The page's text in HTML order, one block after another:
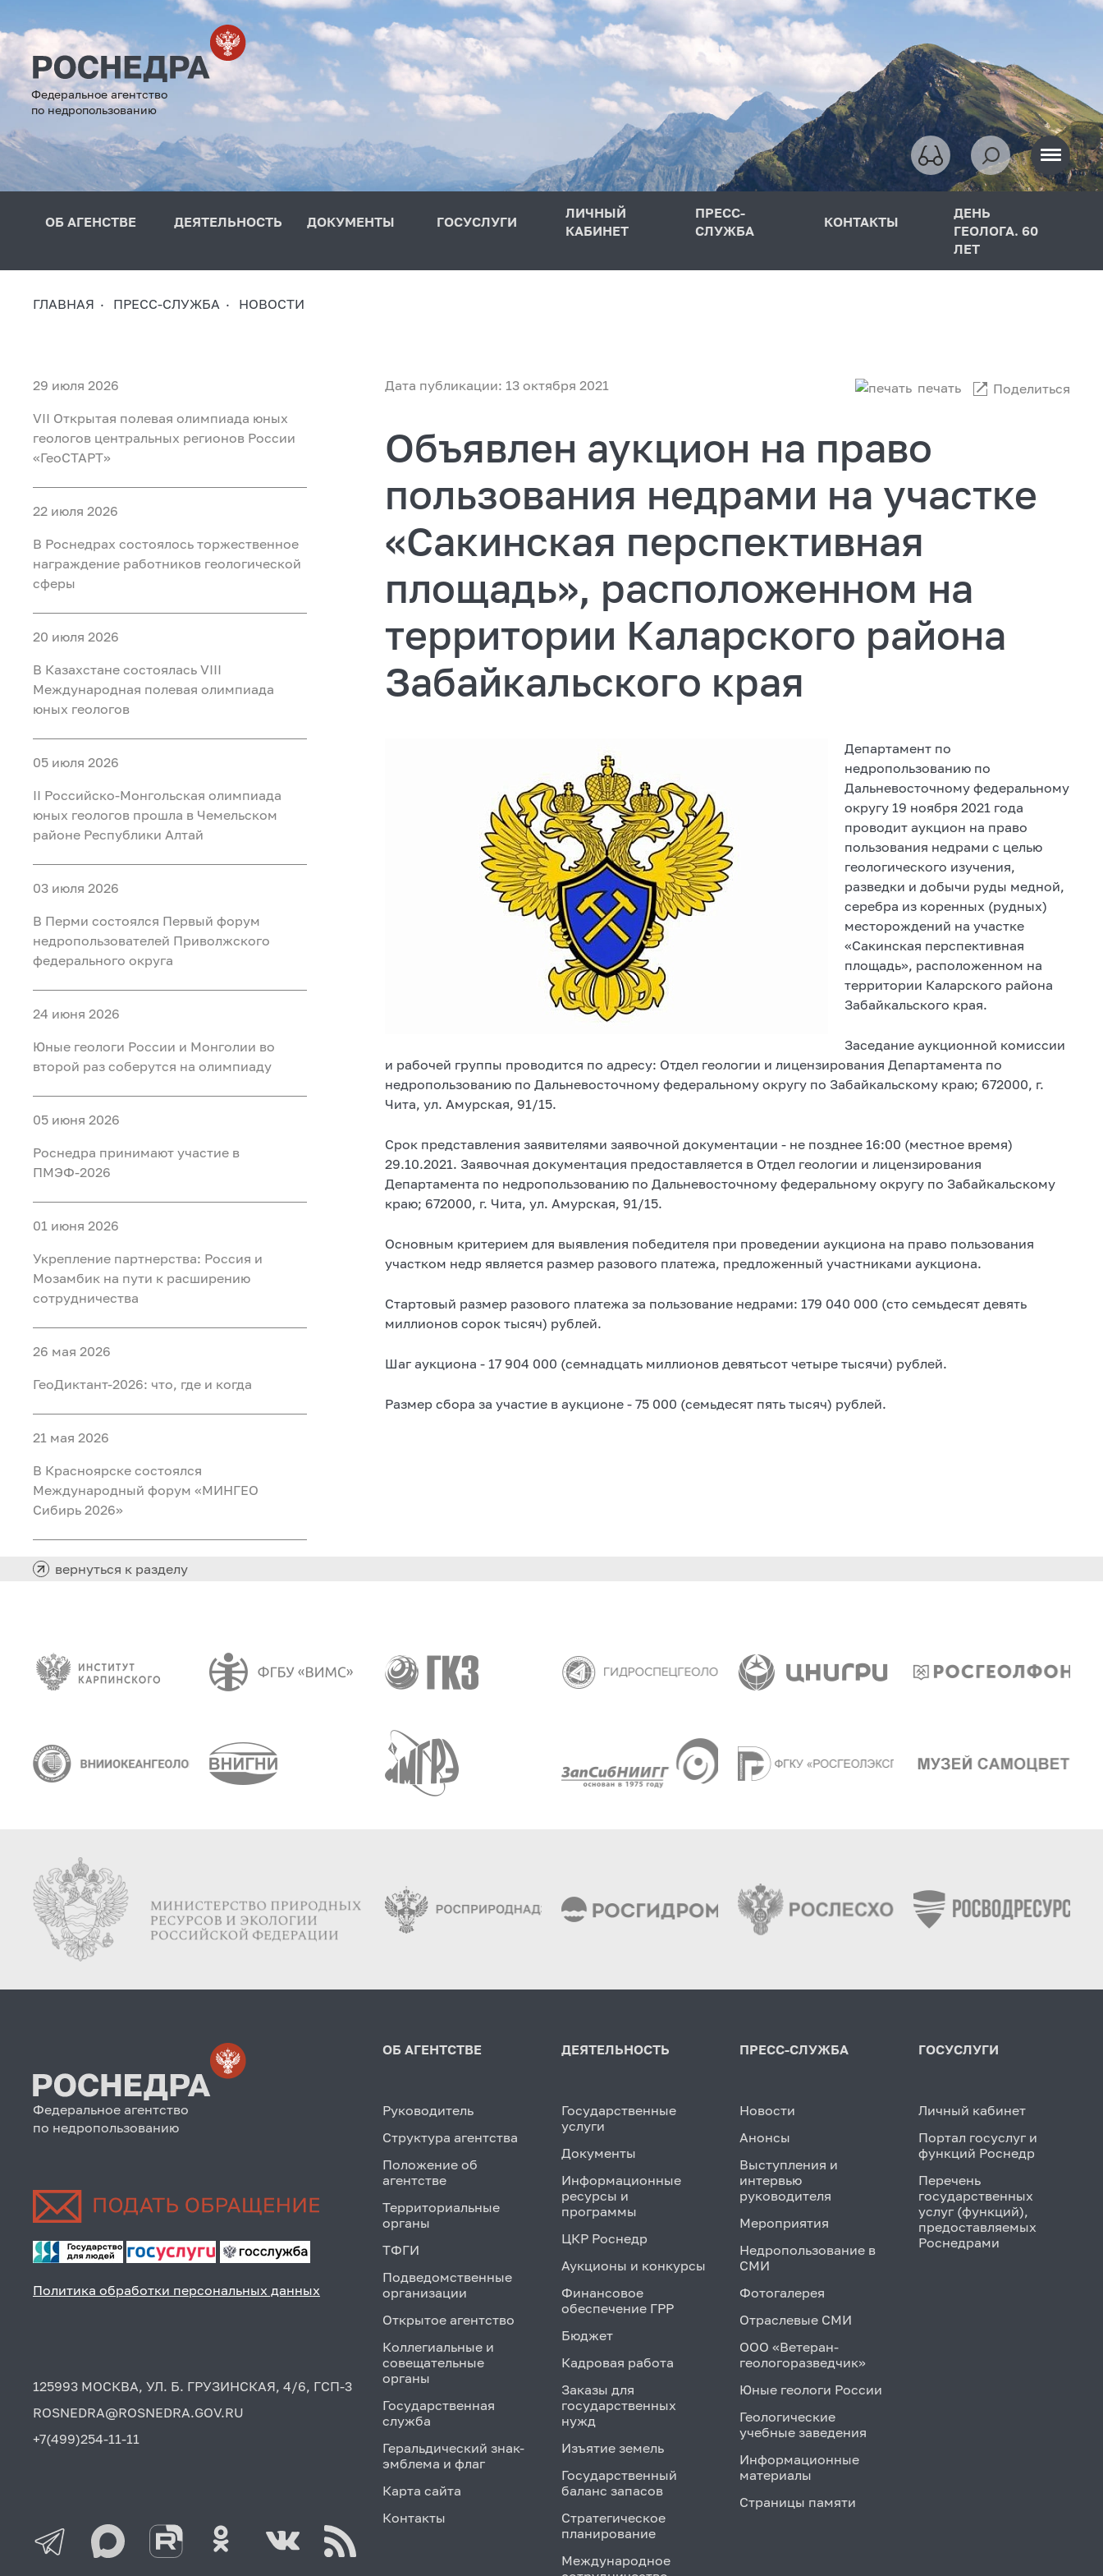
Федеральное агентство
по недропользованию
ОБ АГЕНСТВЕ ДЕЯТЕЛЬНОСТЬ ДОКУМЕНТЫ ГОСУСЛУГИ
ЛИЧНЫЙ
КАБИНЕТ
ПРЕСС-
СЛУЖБА
КОНТАКТЫ
ДЕНЬ
ГЕОЛОГА. 60
ЛЕТ
ГЛАВНАЯ ПРЕСС-СЛУЖБА НОВОСТИ
29 июля 2026
VII Открытая полевая олимпиада юных
геологов центральных регионов России
«ГеоСТАРТ»
22 июля 2026
В Роснедрах состоялось торжественное
награждение работников геологической
сферы
20 июля 2026
В Казахстане состоялась VIII
Международная полевая олимпиада
юных геологов
05 июля 2026
II Российско‑Монгольская олимпиада
юных геологов прошла в Чемельском
районе Республики Алтай
03 июля 2026
В Перми состоялся Первый форум
недропользователей Приволжского
федерального округа
24 июня 2026
Юные геологи России и Монголии во
второй раз соберутся на олимпиаду
05 июня 2026
Роснедра принимают участие в
ПМЭФ-2026
01 июня 2026
Укрепление партнерства: Россия и
Мозамбик на пути к расширению
сотрудничества
26 мая 2026
ГеоДиктант-2026: что, где и когда
21 мая 2026
В Красноярске состоялся
Международный форум «МИНГЕО
Сибирь 2026»
Дата публикации: 13 октября 2021 печать Поделиться
Объявлен аукцион на право
пользования недрами на участке
«Сакинская перспективная
площадь», расположенном на
территории Каларского района
Забайкальского края
Департамент по
недропользованию по
Дальневосточному федеральному
округу 19 ноября 2021 года
проводит аукцион на право
пользования недрами с целью
геологического изучения,
разведки и добычи руды медной,
серебра из коренных (рудных)
месторождений на участке
«Сакинская перспективная
площадь», расположенном на
территории Каларского района
Забайкальского края.
Заседание аукционной комиссии
и рабочей группы проводится по адресу: Отдел геологии и лицензирования Департамента по
недропользованию по Дальневосточному федеральному округу по Забайкальскому краю; 672000, г.
Чита, ул. Амурская, 91/15.
Срок представления заявителями заявочной документации - не позднее 16:00 (местное время)
29.10.2021. Заявочная документация предоставляется в Отдел геологии и лицензирования
Департамента по недропользованию по Дальневосточному федеральному округу по Забайкальскому
краю; 672000, г. Чита, ул. Амурская, 91/15.
Основным критерием для выявления победителя при проведении аукциона на право пользования
участком недр является размер разового платежа, предложенный участниками аукциона.
Стартовый размер разового платежа за пользование недрами: 179 040 000 (сто семьдесят девять
миллионов сорок тысяч) рублей.
Шаг аукциона - 17 904 000 (семнадцать миллионов девятьсот четыре тысячи) рублей.
Размер сбора за участие в аукционе - 75 000 (семьдесят пять тысяч) рублей.
вернуться к разделу
Федеральное агентство
по недропользованию
Политика обработки персональных данных
125993 МОСКВА, УЛ. Б. ГРУЗИНСКАЯ, 4/6, ГСП-3
ROSNEDRA@ROSNEDRA.GOV.RU
+7(499)254-11-11
ОБ АГЕНТСТВЕ
Руководитель
Структура агентства
Положение об
агентстве
Территориальные
органы
ТФГИ
Подведомственные
организации
Открытое агентство
Коллегиальные и
совещательные
органы
Государственная
служба
Геральдический знак-
эмблема и флаг
Карта сайта
Контакты
ДЕЯТЕЛЬНОСТЬ
Государственные
услуги
Документы
Информационные
ресурсы и
программы
ЦКР Роснедр
Аукционы и конкурсы
Финансовое
обеспечение ГРР
Бюджет
Кадровая работа
Заказы для
государственных
нужд
Изъятие земель
Государственный
баланс запасов
Стратегическое
планирование
Международное
ПРЕСС-СЛУЖБА
Новости
Анонсы
Выступления и
интервью
руководителя
Мероприятия
Недропользование в
СМИ
Фотогалерея
Отраслевые СМИ
ООО «Ветеран-
геологоразведчик»
Юные геологи России
Геологические
учебные заведения
Информационные
материалы
Страницы памяти
ГОСУСЛУГИ
Личный кабинет
Портал госуслуг и
функций Роснедр
Перечень
государственных
услуг (функций),
предоставляемых
Роснедрами